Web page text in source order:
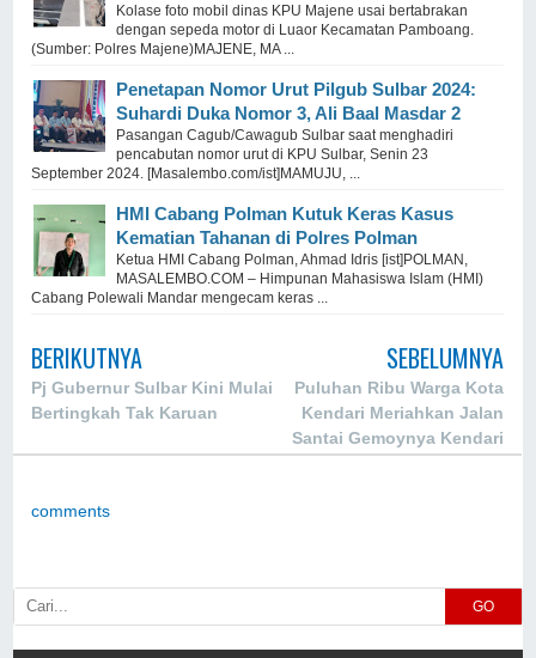
Kolase foto mobil dinas KPU Majene usai bertabrakan
dengan sepeda motor di Luaor Kecamatan Pamboang.
(Sumber: Polres Majene)MAJENE, MA ...
Penetapan Nomor Urut Pilgub Sulbar 2024:
Suhardi Duka Nomor 3, Ali Baal Masdar 2
Pasangan Cagub/Cawagub Sulbar saat menghadiri
pencabutan nomor urut di KPU Sulbar, Senin 23
September 2024. [Masalembo.com/ist]MAMUJU, ...
HMI Cabang Polman Kutuk Keras Kasus
Kematian Tahanan di Polres Polman
Ketua HMI Cabang Polman, Ahmad Idris [ist]POLMAN,
MASALEMBO.COM – Himpunan Mahasiswa Islam (HMI)
Cabang Polewali Mandar mengecam keras ...
BERIKUTNYA
Pj Gubernur Sulbar Kini Mulai
Bertingkah Tak Karuan
SEBELUMNYA
Puluhan Ribu Warga Kota
Kendari Meriahkan Jalan
Santai Gemoynya Kendari
comments
GO